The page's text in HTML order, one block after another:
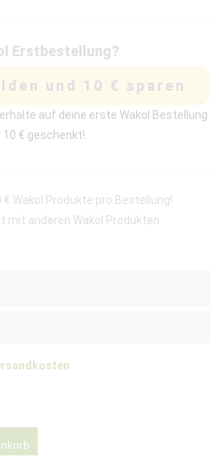
Erstbestellung?
und 10 € sparen
auf deine erste Wakol Bestellung
10 € geschenkt!
Wakol Produkte pro Bestellung!
mit anderen Wakol Produkten